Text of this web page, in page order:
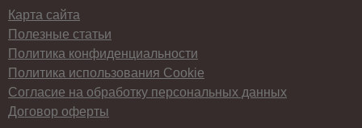
Карта сайта
Полезные статьи
Политика конфиденциальности
Политика использования Cookie
Согласие на обработку персональных данных
Договор оферты